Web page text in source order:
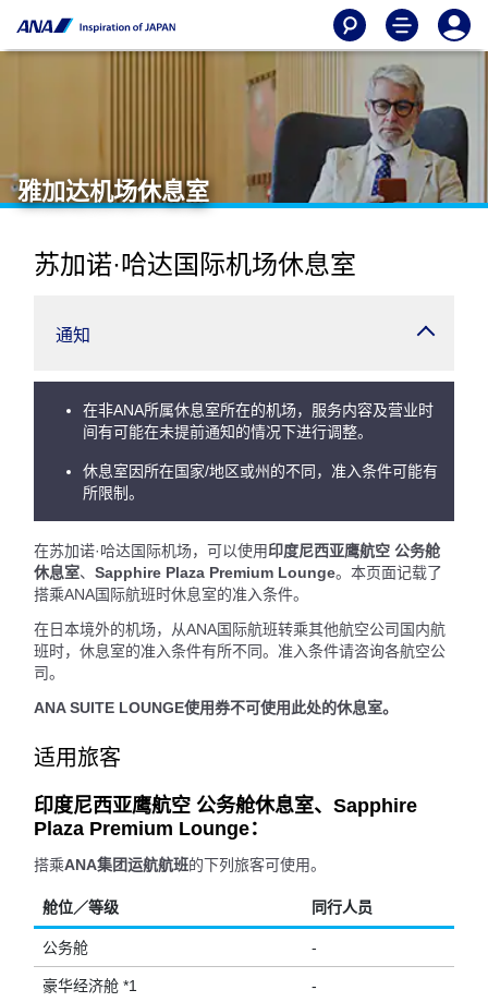
雅加达机场休息室
苏加诺·哈达国际机场休息室
通知
在非ANA所属休息室所在的机场，服务内容及营业时
间有可能在未提前通知的情况下进行调整。
休息室因所在国家/地区或州的不同，准入条件可能有
所限制。
在苏加诺·哈达国际机场，可以使用印度尼西亚鹰航空 公务舱
休息室、 Sapphire Plaza Premium Lounge。本页面记载了
搭乘ANA国际航班时休息室的准入条件。
在日本境外的机场，从ANA国际航班转乘其他航空公司国内航
班时，休息室的准入条件有所不同。准入条件请咨询各航空公
司。
ANA SUITE LOUNGE使用券不可使用此处的休息室。
适用旅客
印度尼西亚鹰航空 公务舱休息室、Sapphire
Plaza Premium Lounge：
搭乘ANA集团运航航班的下列旅客可使用。
舱位／等级 同行人员
公务舱 -
豪华经济舱 *1 -